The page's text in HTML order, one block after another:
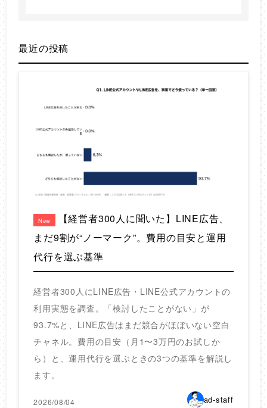
最近の投稿
New
【経営者300人に聞いた】LINE広告、
まだ9割が“ノーマーク”。費用の目安と運用
代行を選ぶ基準
経営者300人にLINE広告・LINE公式アカウントの
利用実態を調査。「検討したことがない」が
93.7%と、LINE広告はまだ競合がほぼいない空白
チャネル。費用の目安（月1〜3万円のお試しか
ら）と、運用代行を選ぶときの3つの基準を解説し
ます。
2026/08/04 ad-staff